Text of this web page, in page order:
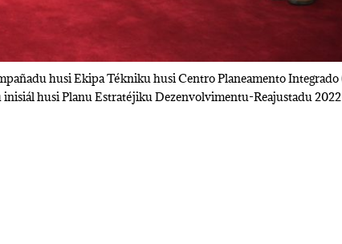
husi Ekipa Tékniku husi Centro Planeamento Integrado
husi Planu Estratéjiku Dezenvolvimentu-Reajustadu